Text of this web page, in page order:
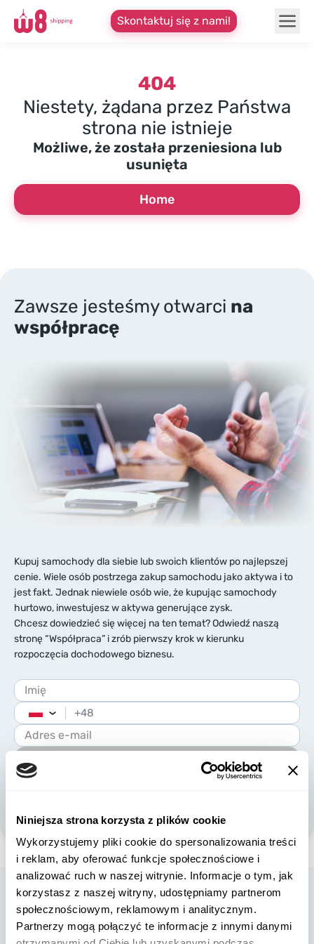
Niniejsza strona korzysta z plików cookie
Wykorzystujemy pliki cookie do spersonalizowania treści
i reklam, aby oferować funkcje społecznościowe i
analizować ruch w naszej witrynie. Informacje o tym, jak
korzystasz z naszej witryny, udostępniamy partnerom
społecznościowym, reklamowym i analitycznym.
Partnerzy mogą połączyć te informacje z innymi danymi
Skontaktuj się z nami!
404
Niestety, żądana przez Państwa
strona nie istnieje
Możliwe, że została przeniesiona lub
usunięta
Home
Zawsze jesteśmy otwarci na
współpracę
Kupuj samochody dla siebie lub swoich klientów po najlepszej
cenie. Wiele osób postrzega zakup samochodu jako aktywa i to
jest fakt. Jednak niewiele osób wie, że kupując samochody
hurtowo, inwestujesz w aktywa generujące zysk.
Chcesz dowiedzieć się więcej na ten temat? Odwiedź naszą
stronę “Współpraca” i zrób pierwszy krok w kierunku
rozpoczęcia dochodowego biznesu.
Poland
+48
+48